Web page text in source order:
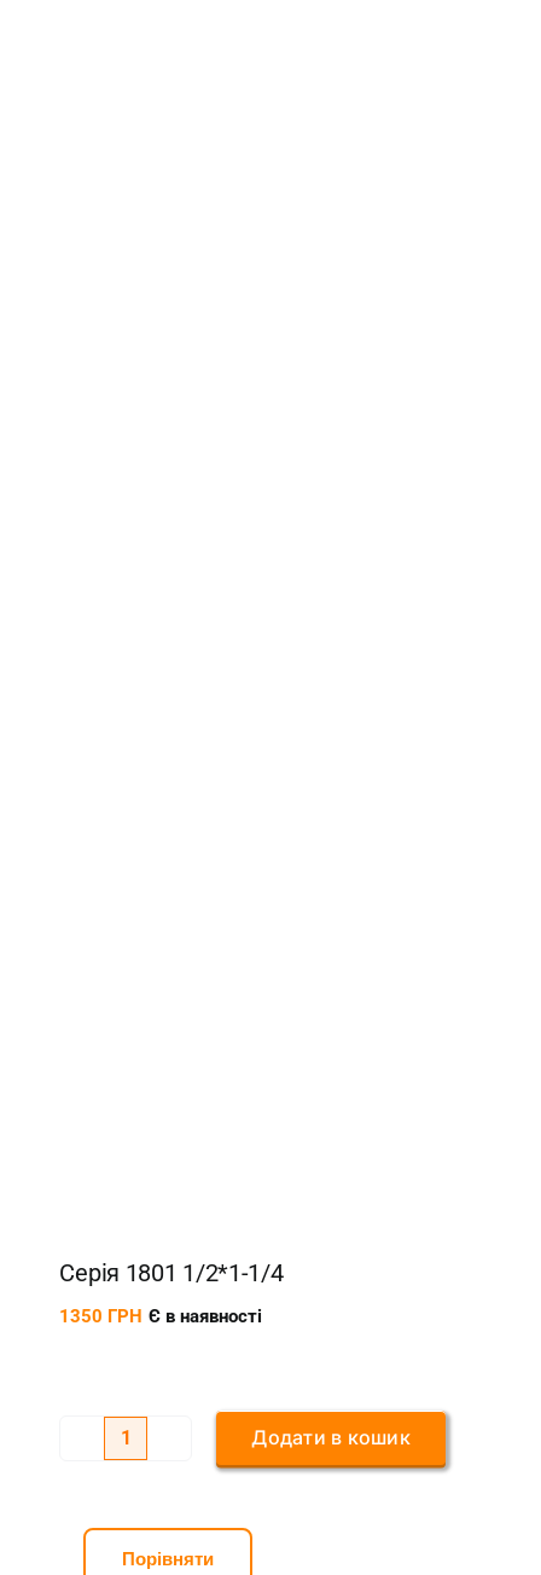
Серія 1801 1/2*1-1/4
1350 ГРН Є в наявності
1/4
Додати в кошик
Порівняти